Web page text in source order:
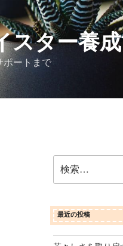
ター養
ポートまで
索:
最近の投稿